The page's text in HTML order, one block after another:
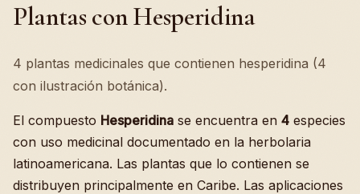
Plantas con Hesperidina
4 plantas medicinales que contienen hesperidina (4
con ilustración botánica).
El compuesto Hesperidina se encuentra en 4 especies
con uso medicinal documentado en la herbolaria
latinoamericana. Las plantas que lo contienen se
distribuyen principalmente en Caribe. Las aplicaciones